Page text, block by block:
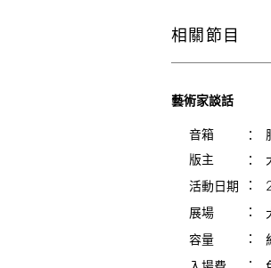
相關節目
藝術家談話
音箱
版主
活動日期
展場
容量